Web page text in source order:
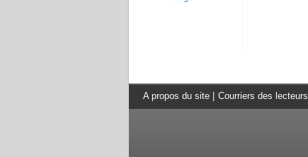
A propos du site Courriers des lecteurs